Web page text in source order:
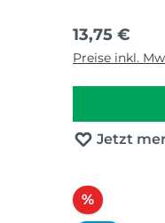
Regulärer
13,75 €
Preise inkl.
Jetzt
%Rabatt